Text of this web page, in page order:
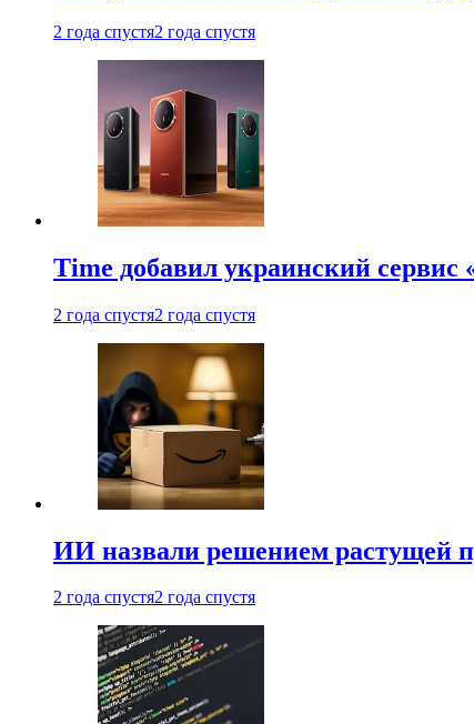
2 года спустя2 года спустя
Time добавил украинский сервис
2 года спустя2 года спустя
ИИ назвали решением растущей
2 года спустя2 года спустя